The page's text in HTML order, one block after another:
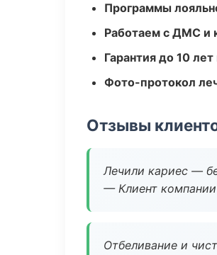
Программы
Работаем с ДМС и
Гарантия до 10
Фото-протокол
Отзывы
Лечили кариес —
— Клиент компании
Отбеливание и